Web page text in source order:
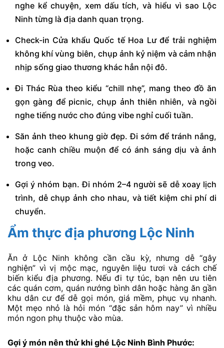
nghe kể chuyện, xem dấu tích, và hiểu vì sao Lộc
Ninh từng là địa danh quan trọng.
Check-in Cửa khẩu Quốc tế Hoa Lư để trải nghiệm
không khí vùng biên, chụp ảnh kỷ niệm và cảm nhận
nhịp sống giao thương khác hẳn nội đô.
Đi Thác Rùa theo kiểu “chill nhẹ”, mang theo đồ ăn
gọn gàng để picnic, chụp ảnh thiên nhiên, và ngồi
nghe tiếng nước cho đúng vibe nghỉ cuối tuần.
Săn ảnh theo khung giờ đẹp. Đi sớm để tránh nắng,
hoặc canh chiều muộn để có ánh sáng dịu và ảnh
trong veo.
Gợi ý nhóm bạn. Đi nhóm 2–4 người sẽ dễ xoay lịch
trình, dễ chụp ảnh cho nhau, và tiết kiệm chi phí di
chuyển.
Ẩm thực địa phương Lộc Ninh
Ăn ở Lộc Ninh không cần cầu kỳ, nhưng dễ “gây
nghiện” vì vị mộc mạc, nguyên liệu tươi và cách chế
biến kiểu địa phương. Nếu đi tự túc, bạn nên ưu tiên
các quán cơm, quán nướng bình dân hoặc hàng ăn gần
khu dân cư để dễ gọi món, giá mềm, phục vụ nhanh.
Một mẹo nhỏ là hỏi món “đặc sản hôm nay” vì nhiều
món ngon phụ thuộc vào mùa.
Gợi ý món nên thử khi ghé Lộc Ninh Bình Phước: